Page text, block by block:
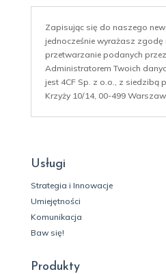
Zapisując się do naszego
jednocześnie wyrażasz zgodę
przetwarzanie podanych przez
Administratorem Twoich
jest 4CF Sp. z o.o., z siedzibą
Krzyży 10/14, 00-499
Usługi
Strategia i Innowacje
Umiejętności
Komunikacja
Baw się!
Produkty